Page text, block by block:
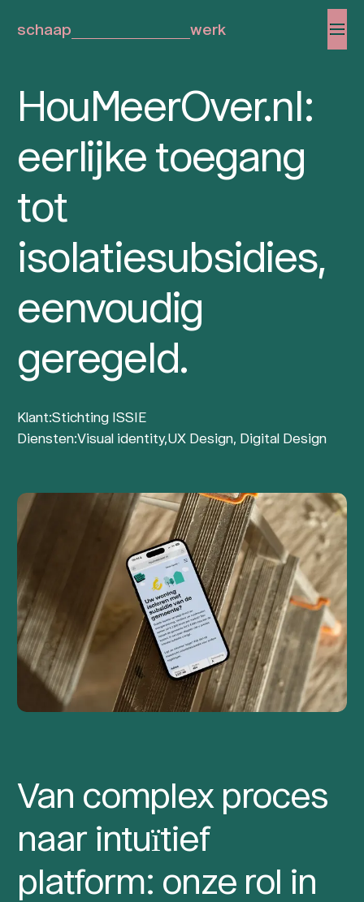
schaap werk
HouMeerOver.nl:
eerlijke toegang
tot
isolatiesubsidies,
eenvoudig
geregeld.
Klant:Stichting ISSIE
Diensten:Visual identity,UX Design, Digital Design
Van complex proces
naar intuïtief
platform: onze rol in